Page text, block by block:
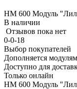
НМ 600 Модуль
В наличии
Отзывов пока нет
0-0-18
Выбор покупателей
Дополняется
Доступно для
Только онлайн
НМ 600 Модуль